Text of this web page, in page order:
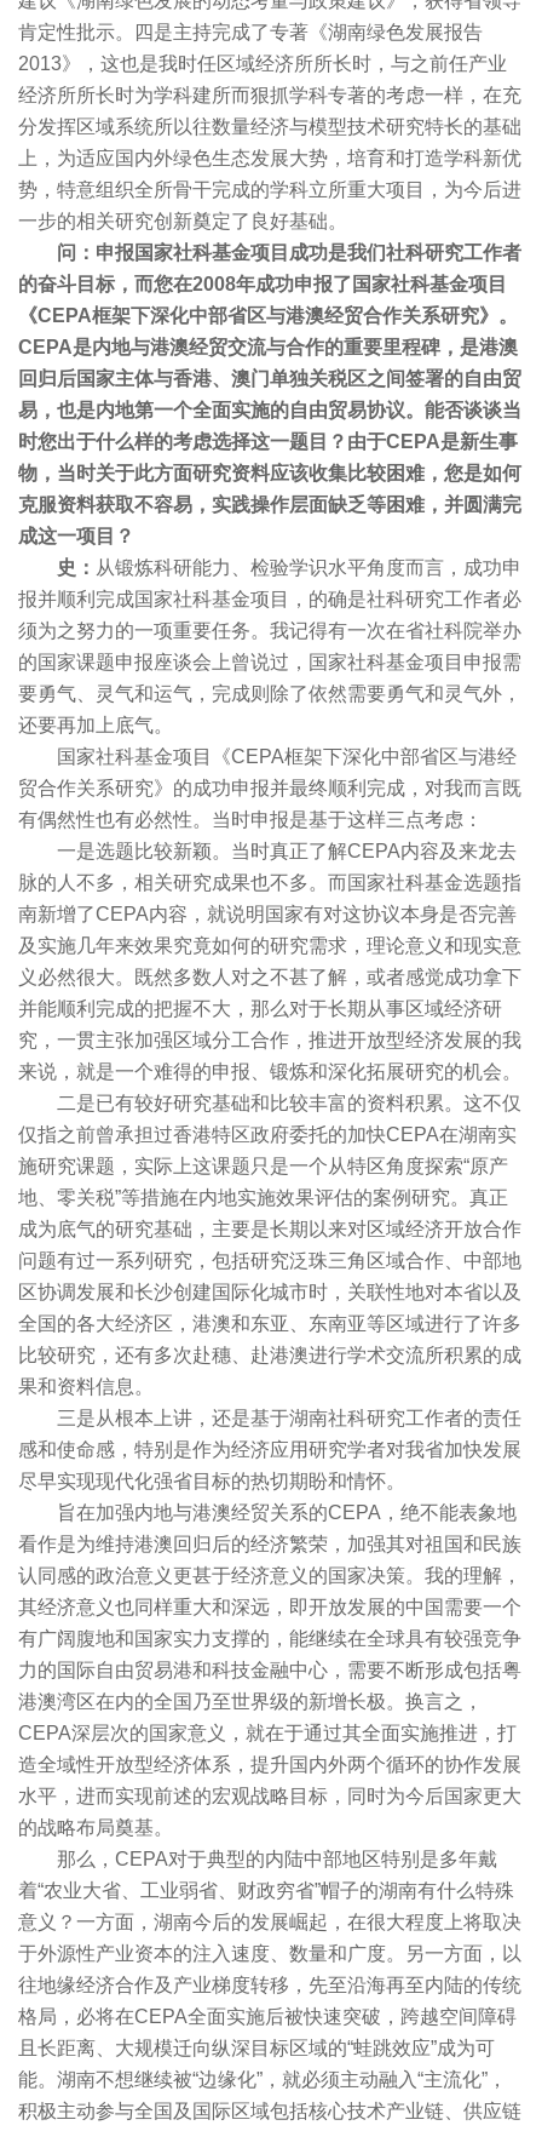
肯定性批示。四是主持完成了专著《湖南绿色发展报告
2013》，这也是我时任区域经济所所长时，与之前任产业
经济所所长时为学科建所而狠抓学科专著的考虑一样，在充
分发挥区域系统所以往数量经济与模型技术研究特长的基础
上，为适应国内外绿色生态发展大势，培育和打造学科新优
势，特意组织全所骨干完成的学科立所重大项目，为今后进
一步的相关研究创新奠定了良好基础。
问：申报国家社科基金项目成功是我们社科研究工作者
的奋斗目标，而您在2008年成功申报了国家社科基金项目
《CEPA框架下深化中部省区与港澳经贸合作关系研究》。
CEPA是内地与港澳经贸交流与合作的重要里程碑，是港澳
回归后国家主体与香港、澳门单独关税区之间签署的自由贸
易，也是内地第一个全面实施的自由贸易协议。能否谈谈当
时您出于什么样的考虑选择这一题目？由于CEPA是新生事
物，当时关于此方面研究资料应该收集比较困难，您是如何
克服资料获取不容易，实践操作层面缺乏等困难，并圆满完
成这一项目？
史： 从锻炼科研能力、检验学识水平角度而言，成功申
报并顺利完成国家社科基金项目，的确是社科研究工作者必
须为之努力的一项重要任务。我记得有一次在省社科院举办
的国家课题申报座谈会上曾说过，国家社科基金项目申报需
要勇气、灵气和运气，完成则除了依然需要勇气和灵气外，
还要再加上底气。
国家社科基金项目《CEPA框架下深化中部省区与港经
贸合作关系研究》的成功申报并最终顺利完成，对我而言既
有偶然性也有必然性。当时申报是基于这样三点考虑：
一是选题比较新颖。当时真正了解CEPA内容及来龙去
脉的人不多，相关研究成果也不多。而国家社科基金选题指
南新增了CEPA内容，就说明国家有对这协议本身是否完善
及实施几年来效果究竟如何的研究需求，理论意义和现实意
义必然很大。既然多数人对之不甚了解，或者感觉成功拿下
并能顺利完成的把握不大，那么对于长期从事区域经济研
究，一贯主张加强区域分工合作，推进开放型经济发展的我
来说，就是一个难得的申报、锻炼和深化拓展研究的机会。
二是已有较好研究基础和比较丰富的资料积累。这不仅
仅指之前曾承担过香港特区政府委托的加快CEPA在湖南实
施研究课题，实际上这课题只是一个从特区角度探索“原产
地、零关税”等措施在内地实施效果评估的案例研究。真正
成为底气的研究基础，主要是长期以来对区域经济开放合作
问题有过一系列研究，包括研究泛珠三角区域合作、中部地
区协调发展和长沙创建国际化城市时，关联性地对本省以及
全国的各大经济区，港澳和东亚、东南亚等区域进行了许多
比较研究，还有多次赴穗、赴港澳进行学术交流所积累的成
果和资料信息。
三是从根本上讲，还是基于湖南社科研究工作者的责任
感和使命感，特别是作为经济应用研究学者对我省加快发展
尽早实现现代化强省目标的热切期盼和情怀。
旨在加强内地与港澳经贸关系的CEPA，绝不能表象地
看作是为维持港澳回归后的经济繁荣，加强其对祖国和民族
认同感的政治意义更甚于经济意义的国家决策。我的理解，
其经济意义也同样重大和深远，即开放发展的中国需要一个
有广阔腹地和国家实力支撑的，能继续在全球具有较强竞争
力的国际自由贸易港和科技金融中心，需要不断形成包括粤
港澳湾区在内的全国乃至世界级的新增长极。换言之，
CEPA深层次的国家意义，就在于通过其全面实施推进，打
造全域性开放型经济体系，提升国内外两个循环的协作发展
水平，进而实现前述的宏观战略目标，同时为今后国家更大
的战略布局奠基。
那么，CEPA对于典型的内陆中部地区特别是多年戴
着“农业大省、工业弱省、财政穷省”帽子的湖南有什么特殊
意义？一方面，湖南今后的发展崛起，在很大程度上将取决
于外源性产业资本的注入速度、数量和广度。另一方面，以
往地缘经济合作及产业梯度转移，先至沿海再至内陆的传统
格局，必将在CEPA全面实施后被快速突破，跨越空间障碍
且长距离、大规模迁向纵深目标区域的“蛙跳效应”成为可
能。湖南不想继续被“边缘化”，就必须主动融入“主流化”，
积极主动参与全国及国际区域包括核心技术产业链、供应链